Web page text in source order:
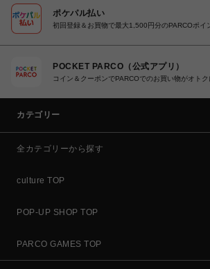
ポケパル払い
初回登録＆お買物で最大1,500円分のPARCOポイ
POCKET PARCO（公式アプリ）
コイン＆クーポンでPARCOでのお買い物がオトク
カテゴリー
全カテゴリーから探す
culture TOP
POP-UP SHOP TOP
PARCO GAMES TOP